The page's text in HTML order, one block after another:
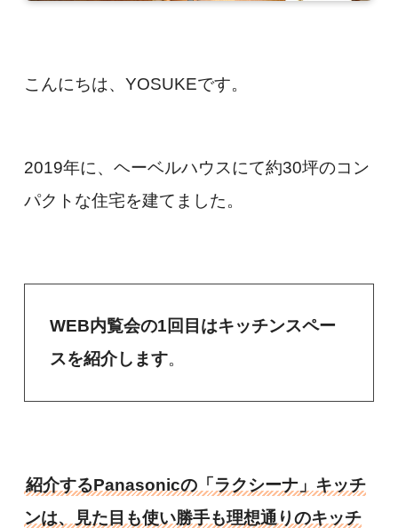
こんにちは、YOSUKEです。
2019年に、ヘーベルハウスにて約30坪のコン
パクトな住宅を建てました。
WEB内覧会の1回目はキッチンスペー
スを紹介します。
紹介するPanasonicの「ラクシーナ」キッチ
ンは、見た目も使い勝手も理想通りのキッチ